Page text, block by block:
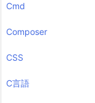
Cmd
Composer
CSS
C言語